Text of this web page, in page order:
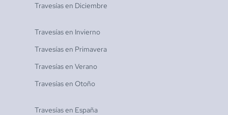
Travesías en Diciembre
Travesías en Invierno
Travesías en Primavera
Travesías en Verano
Travesías en Otoño
Travesías en España